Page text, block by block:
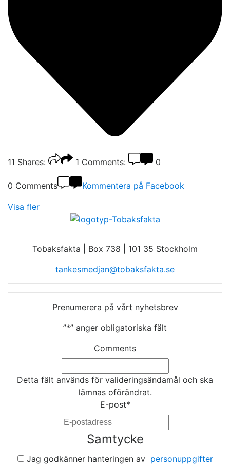
11 Shares: 1 Comments: 0
0 Comments Kommentera på Facebook
Visa fler
Tobaksfakta | Box 738 | 101 35 Stockholm
tankesmedjan@tobaksfakta.se
Prenumerera på vårt nyhetsbrev
”*” anger obligatoriska fält
Comments
Detta fält används för valideringsändamål och ska
lämnas oförändrat.
E-post*
Samtycke
Jag godkänner hanteringen av personuppgifter